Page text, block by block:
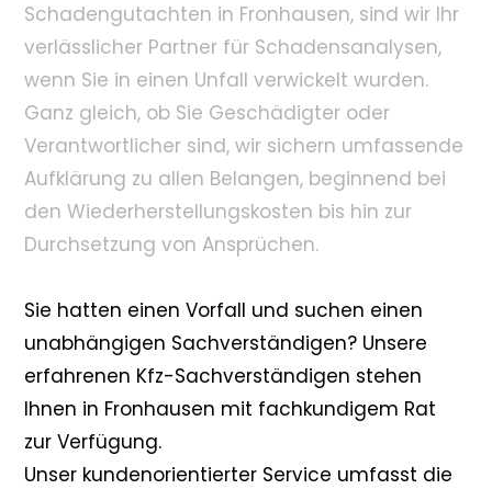
Schadengutachten in Fronhausen, sind wir Ihr
verlässlicher Partner für Schadensanalysen,
wenn Sie in einen Unfall verwickelt wurden.
Ganz gleich, ob Sie Geschädigter oder
Verantwortlicher sind, wir sichern umfassende
Aufklärung zu allen Belangen, beginnend bei
den Wiederherstellungskosten bis hin zur
Durchsetzung von Ansprüchen.
Sie hatten einen Vorfall und suchen einen
unabhängigen Sachverständigen? Unsere
erfahrenen Kfz-Sachverständigen stehen
Ihnen in Fronhausen mit fachkundigem Rat
zur Verfügung.
Unser kundenorientierter Service umfasst die